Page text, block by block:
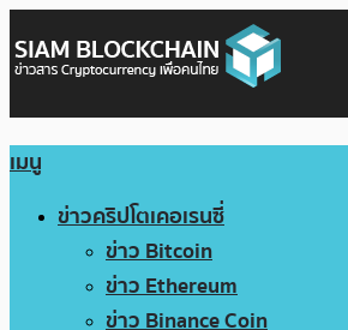
เมนู
ข่าวคริปโตเคอเรนซี่
ข่าว Bitcoin
ข่าว Ethereum
ข่าว Binance Coin